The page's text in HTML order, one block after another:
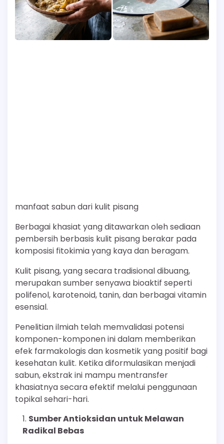
manfaat sabun dari kulit pisang
Berbagai khasiat yang ditawarkan oleh sediaan
pembersih berbasis kulit pisang berakar pada
komposisi fitokimia yang kaya dan beragam.
Kulit pisang, yang secara tradisional dibuang,
merupakan sumber senyawa bioaktif seperti
polifenol, karotenoid, tanin, dan berbagai vitamin
esensial.
Penelitian ilmiah telah memvalidasi potensi
komponen-komponen ini dalam memberikan
efek farmakologis dan kosmetik yang positif bagi
kesehatan kulit. Ketika diformulasikan menjadi
sabun, ekstrak ini mampu mentransfer
khasiatnya secara efektif melalui penggunaan
topikal sehari-hari.
Sumber Antioksidan untuk Melawan
Radikal Bebas